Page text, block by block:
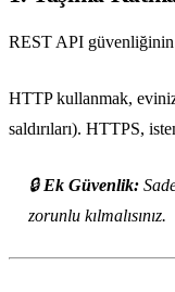
REST API güvenliğinin
HTTP kullanmak,
saldırıları). HTTPS,
🔒 Ek Güvenlik:
zorunlu kılmalısınız.